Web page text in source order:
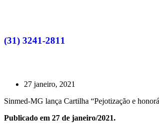
(31) 3241-2811
27 janeiro, 2021
Sinmed-MG lança Cartilha “Pejotização e
Publicado em 27 de janeiro/2021.